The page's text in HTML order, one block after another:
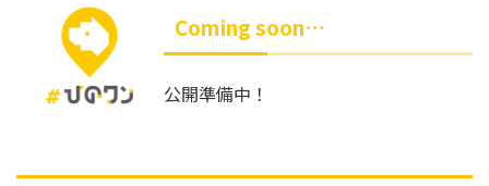
Coming soon…
公開準備中！